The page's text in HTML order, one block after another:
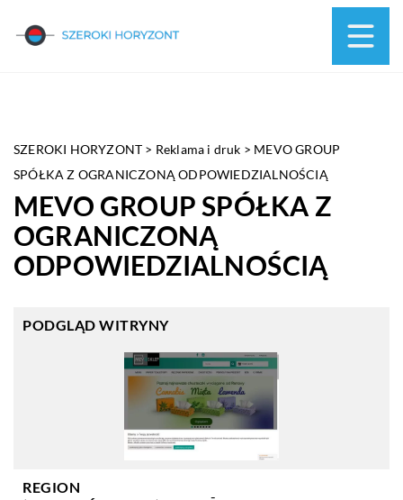
SZEROKI HORYZONT > Reklama i druk > MEVO GROUP
SPÓŁKA Z OGRANICZONĄ ODPOWIEDZIALNOŚCIĄ
MEVO GROUP SPÓŁKA Z
OGRANICZONĄ
ODPOWIEDZIALNOŚCIĄ
PODGLĄD WITRYNY
REGION
-